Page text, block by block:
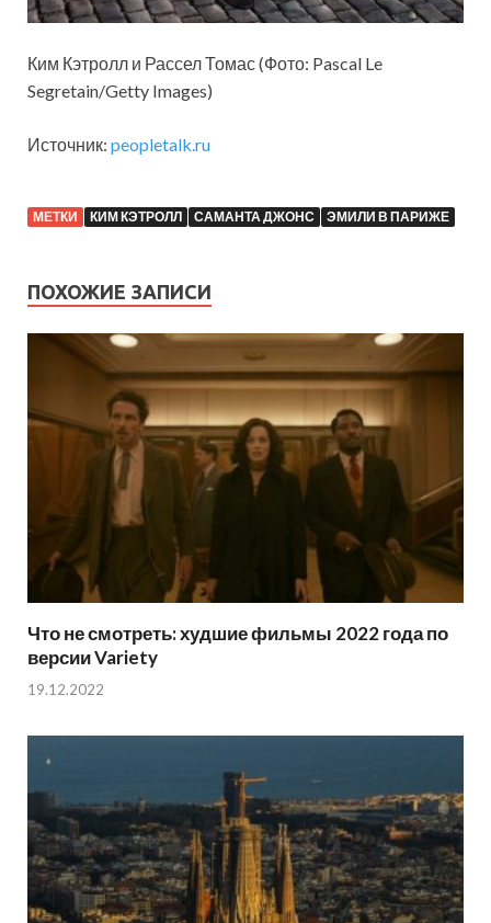
Ким Кэтролл и Рассел Томас (Фото: Pascal Le
Segretain/Getty Images)
Источник: peopletalk.ru
МЕТКИ КИМ КЭТРОЛЛ САМАНТА ДЖОНС ЭМИЛИ В ПАРИЖЕ
ПОХОЖИЕ ЗАПИСИ
Что не смотреть: худшие фильмы 2022 года по
версии Variety
19.12.2022